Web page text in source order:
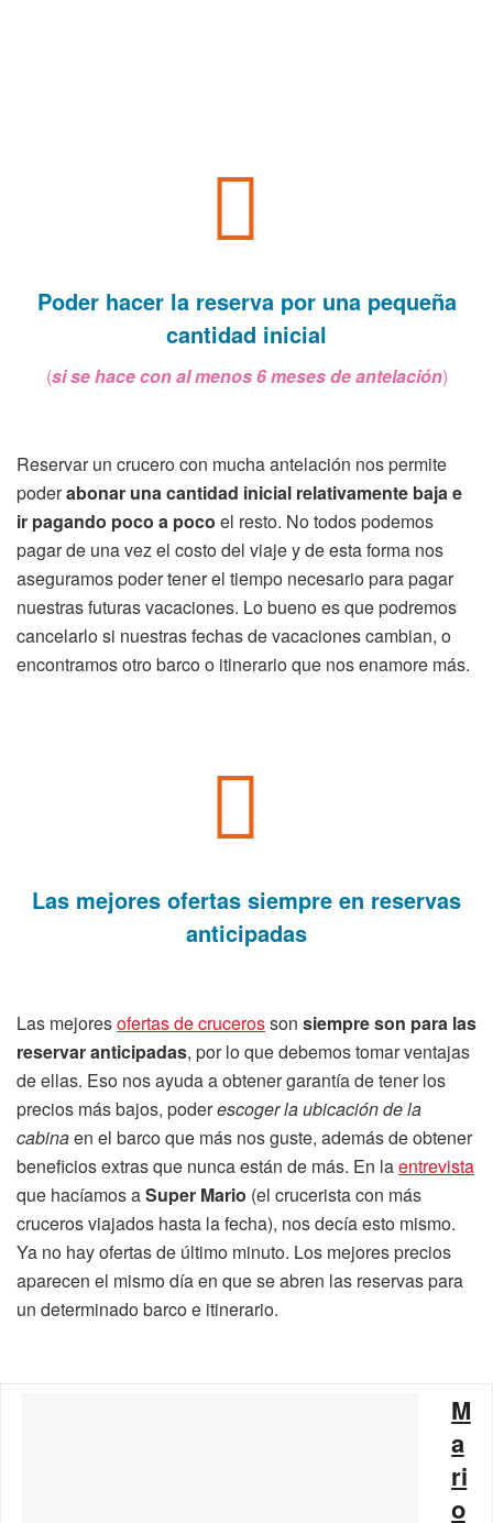
Poder hacer la reserva por una pequeña
cantidad inicial
(si se hace con al menos 6 meses de antelación)
Reservar un crucero con mucha antelación nos permite
poderabonar una cantidad inicial relativamente baja e
ir pagando poco a poco el resto. No todos podemos
pagar de una vez el costo del viaje y de esta forma nos
aseguramos poder tener el tiempo necesario para pagar
nuestras futuras vacaciones. Lo bueno es que podremos
cancelarlo si nuestras fechas de vacaciones cambian, o
encontramos otro barco o itinerario que nos enamore más.
Las mejores ofertas siempre en reservas
anticipadas
Las mejoresofertas de crucerosson siempre son para las
reservar anticipadas, por lo que debemos tomar ventajas
de ellas. Eso nos ayuda a obtener garantía de tener los
precios más bajos, poderescoger la ubicación de la
cabinaen el barco que más nos guste, además de obtener
beneficios extras que nunca están de más. En laentrevista
que hacíamos aSuper Mario (el crucerista con más
cruceros viajados hasta la fecha), nos decía esto mismo.
Ya no hay ofertas de último minuto. Los mejores precios
aparecen el mismo día en que se abren las reservas para
un determinado barco e itinerario.
M
a
ri
o